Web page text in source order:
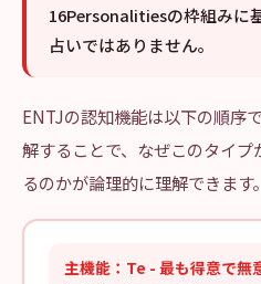
16Personalitiesの枠組みに
占いではありません。
ENTJの認知機能は以下の順序
解することで、なぜこのタイ
るのかが論理的に理解できます。
主機能：Te - 最も得意で無